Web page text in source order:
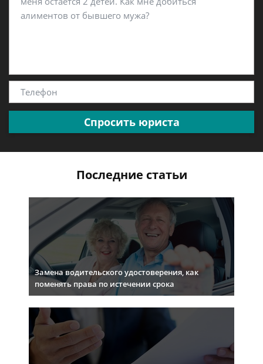
Спросить юриста
Последние статьи
Замена водительского удостоверения, как
поменять права по истечении срока